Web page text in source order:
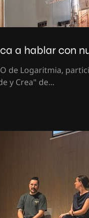
a hablar con
de Logaritmia,
y Crea" de...